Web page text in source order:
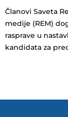
Članovi Saveta
medije (REM)
rasprave u
kandidata za